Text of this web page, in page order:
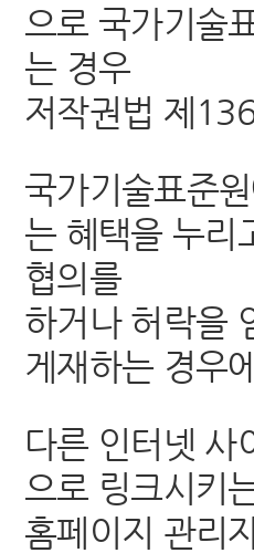
으로 국가기술
는 경우
저작권법 제
국가기술표준
는 혜택을 누리
협의를
하거나 허락을
게재하는 경우
다른 인터넷 사
으로 링크시키
홈페이지 관리